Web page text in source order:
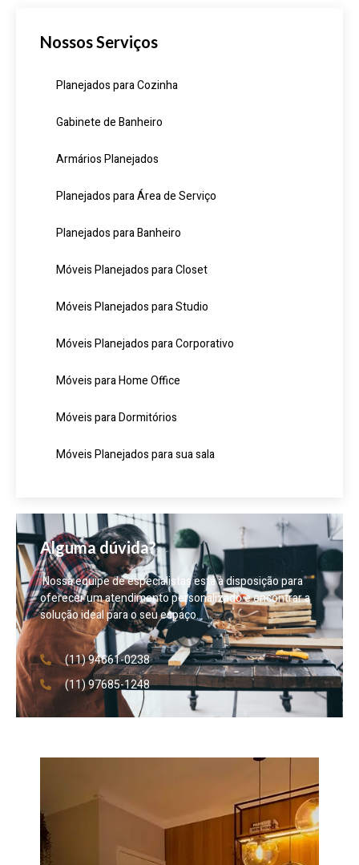
Nossos Serviços
Planejados para Cozinha
Gabinete de Banheiro
Armários Planejados
Planejados para Área de Serviço
Planejados para Banheiro
Móveis Planejados para Closet
Móveis Planejados para Studio
Móveis Planejados para Corporativo
Móveis para Home Office
Móveis para Dormitórios
Móveis Planejados para sua sala
Alguma dúvida?
Nossa equipe de especialistas está à disposição para
oferecer um atendimento personalizado e encontrar a
solução ideal para o seu espaço.
(11) 94661-0238
(11) 97685-1248